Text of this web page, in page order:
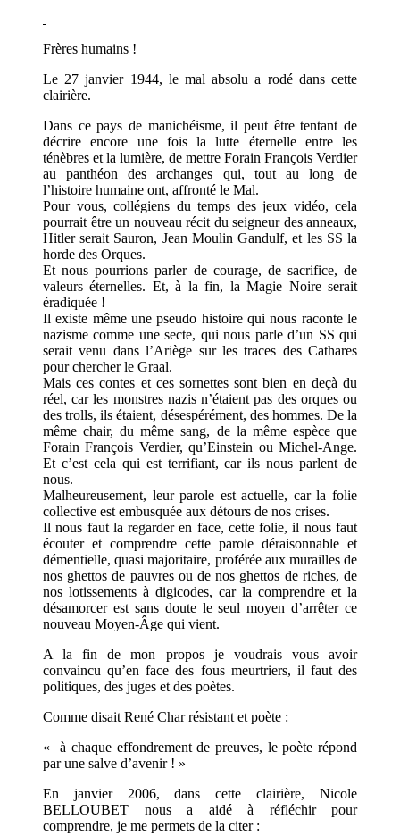
Frères humains !
Le 27 janvier 1944, le mal absolu a rodé dans cette
clairière.
Dans ce pays de manichéisme, il peut être tentant de
décrire encore une fois la lutte éternelle entre les
ténèbres et la lumière, de mettre Forain François Verdier
au panthéon des archanges qui, tout au long de
l’histoire humaine ont, affronté le Mal.
Pour vous, collégiens du temps des jeux vidéo, cela
pourrait être un nouveau récit du seigneur des anneaux,
Hitler serait Sauron, Jean Moulin Gandulf, et les SS la
horde des Orques.
Et nous pourrions parler de courage, de sacrifice, de
valeurs éternelles. Et, à la fin, la Magie Noire serait
éradiquée !
Il existe même une pseudo histoire qui nous raconte le
nazisme comme une secte, qui nous parle d’un SS qui
serait venu dans l’Ariège sur les traces des Cathares
pour chercher le Graal.
Mais ces contes et ces sornettes sont bien en deçà du
réel, car les monstres nazis n’étaient pas des orques ou
des trolls, ils étaient, désespérément, des hommes. De la
même chair, du même sang, de la même espèce que
Forain François Verdier, qu’Einstein ou Michel-Ange.
Et c’est cela qui est terrifiant, car ils nous parlent de
nous.
Malheureusement, leur parole est actuelle, car la folie
collective est embusquée aux détours de nos crises.
Il nous faut la regarder en face, cette folie, il nous faut
écouter et comprendre cette parole déraisonnable et
démentielle, quasi majoritaire, proférée aux murailles de
nos ghettos de pauvres ou de nos ghettos de riches, de
nos lotissements à digicodes, car la comprendre et la
désamorcer est sans doute le seul moyen d’arrêter ce
nouveau Moyen-Âge qui vient.
A la fin de mon propos je voudrais vous avoir
convaincu qu’en face des fous meurtriers, il faut des
politiques, des juges et des poètes.
Comme disait René Char résistant et poète :
« à chaque effondrement de preuves, le poète répond
par une salve d’avenir ! »
En janvier 2006, dans cette clairière, Nicole
BELLOUBET nous a aidé à réfléchir pour
comprendre, je me permets de la citer :